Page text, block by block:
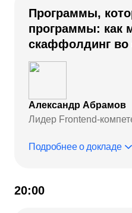
Программы,
программы: как
скаффолдинг во
Александр Абрамов
Лидер
Подробнее о докладе
20:00